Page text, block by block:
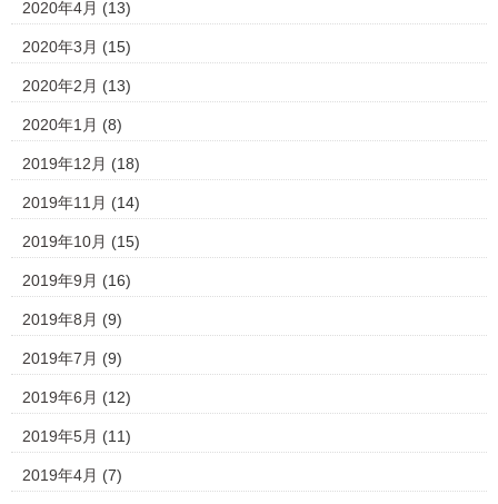
2020年4月 (13)
2020年3月 (15)
2020年2月 (13)
2020年1月 (8)
2019年12月 (18)
2019年11月 (14)
2019年10月 (15)
2019年9月 (16)
2019年8月 (9)
2019年7月 (9)
2019年6月 (12)
2019年5月 (11)
2019年4月 (7)